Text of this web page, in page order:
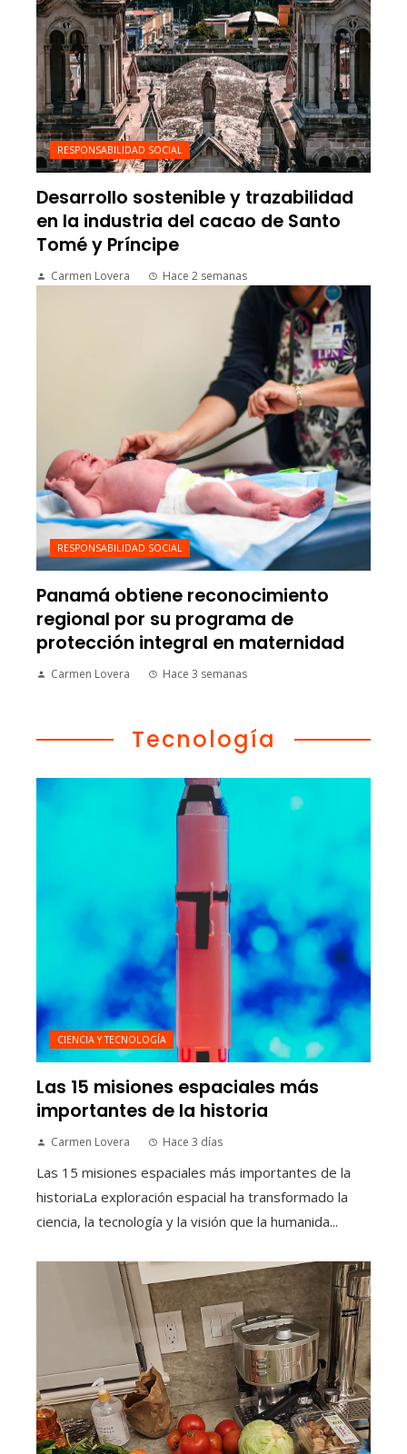
RESPONSABILIDAD SOCIAL
Desarrollo sostenible y trazabilidad
en la industria del cacao de Santo
Tomé y Príncipe
Carmen Lovera Hace 2 semanas
RESPONSABILIDAD SOCIAL
Panamá obtiene reconocimiento
regional por su programa de
protección integral en maternidad
Carmen Lovera Hace 3 semanas
Tecnología
CIENCIA Y TECNOLOGÍA
Las 15 misiones espaciales más
importantes de la historia
Carmen Lovera Hace 3 días
Las 15 misiones espaciales más importantes de la
historiaLa exploración espacial ha transformado la
ciencia, la tecnología y la visión que la humanida...